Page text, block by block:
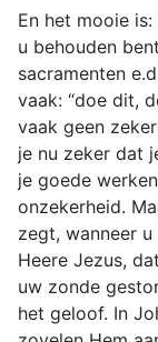
En het mooie
u behouden
sacramenten
vaak: “doe dit,
vaak geen
je nu zeker dat
je goede
onzekerheid.
zegt, wanneer
Heere Jezus,
uw zonde
het geloof. In